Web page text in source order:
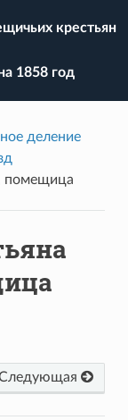
крестьян
1858 год
деление
помещица